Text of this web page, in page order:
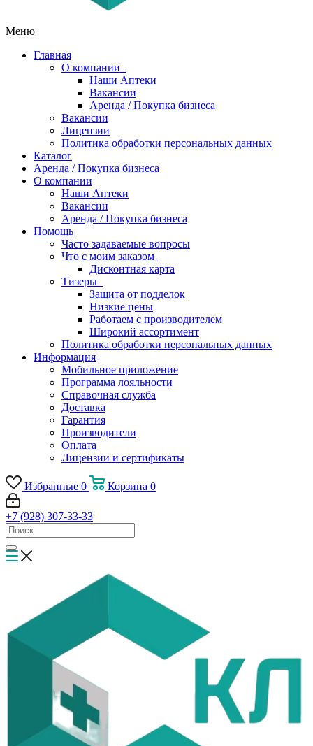
Меню
Главная
О компании
Наши Аптеки
Вакансии
Аренда / Покупка бизнеса
Вакансии
Лицензии
Политика обработки персональных данных
Каталог
Аренда / Покупка бизнеса
О компании
Наши Аптеки
Вакансии
Аренда / Покупка бизнеса
Помощь
Часто задаваемые вопросы
Что с моим заказом
Дисконтная карта
Тизеры
Защита от подделок
Низкие цены
Работаем с производителем
Широкий ассортимент
Политика обработки персональных данных
Информация
Мобильное приложение
Программа лояльности
Справочная служба
Доставка
Гарантия
Производители
Оплата
Лицензии и сертификаты
Избранные 0 Корзина 0
+7 (928) 307-33-33